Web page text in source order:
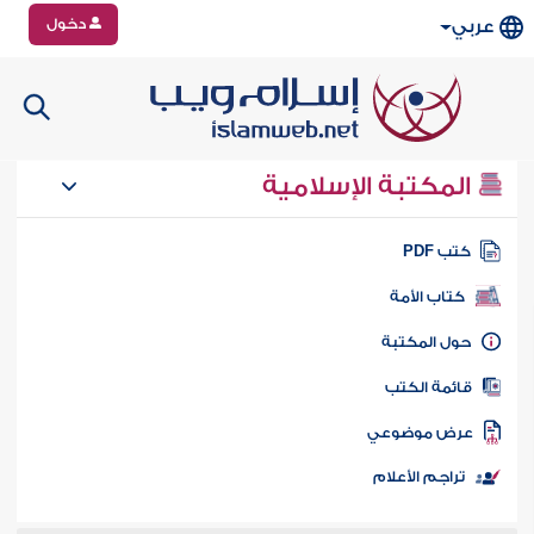
عربي دخول
المكتبة الإسلامية
كتب PDF
كتاب الأمة
المكتبة
الكتب
موضوعي